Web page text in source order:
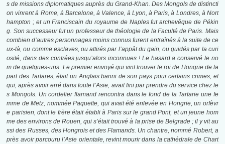
s de missions diplomatiques auprès du Grand-Khan. Des Mongols de distincti
on vinrent à Rome, à Barcelone, à Valence, à Lyon, à Paris, à Londres, à Nort
hampton ; et un Franciscain du royaume de Naples fut archevêque de Pékin
g. Son successeur fut un professeur de théologie de la Faculté de Paris. Mais
combien d’autres personnages moins connus furent entraînés à la suite de ce
ux-là, ou comme esclaves, ou attirés par l’appât du gain, ou guidés par la curi
osité, dans des contrées jusqu’alors inconnues ! Le hasard a conservé le no
m de quelques-uns. Le premier envoyé qui vint trouver le roi de Hongrie de la
part des Tartares, était un Anglais banni de son pays pour certains crimes, et
qui, après avoir erré dans toute l’Asie, avait fini par prendre du service chez le
s Mongols. Un cordelier flamand rencontra dans le fond de la Tartarie une fe
mme de Metz, nommée Paquette, qui avait été enlevée en Hongrie, un orfèvr
e parisien, dont le frère était établi à Paris sur le grand Pont, et un jeune hom
me des environs de Rouen, qui s’était trouvé à la prise de Belgrade ; il y vit au
ssi des Russes, des Hongrois et des Flamands. Un chantre, nommé Robert, a
près avoir parcouru l’Asie orientale, revint mourir dans la cathédrale de Chart